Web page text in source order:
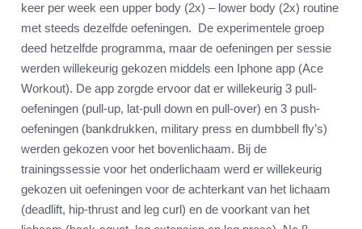
keer per week een upper body (2x) – lower body (2x) routine
met steeds dezelfde oefeningen. De experimentele groep
deed hetzelfde programma, maar de oefeningen per sessie
werden willekeurig gekozen middels een Iphone app (Ace
Workout). De app zorgde ervoor dat er willekeurig 3 pull-
oefeningen (pull-up, lat-pull down en pull-over) en 3 push-
oefeningen (bankdrukken, military press en dumbbell fly’s)
werden gekozen voor het bovenlichaam. Bij de
trainingssessie voor het onderlichaam werd er willekeurig
gekozen uit oefeningen voor de achterkant van het lichaam
(deadlift, hip-thrust and leg curl) en de voorkant van het